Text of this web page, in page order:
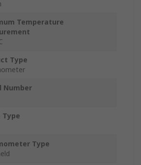
Temperature
Type
Number
Type
Type